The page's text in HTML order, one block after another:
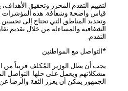
لتقييم التقدم المحرز وتحقيق الأهداف،
قياس واضحة وشفافة. هذه المؤشرات ستساعد
وتحديد المناطق التي تحتاج إلى تحسين. كما
الشفافية والمساءلة من خلال تقديم تقارير
*التواصل مع المواطنين
يجب أن يظل الوزير المُكلف قريباً من
مشكلاتهم ويعمل على حلها. التواصل المفتوح
الجمهور يمكن أن يعزز الثقة والرضا عن